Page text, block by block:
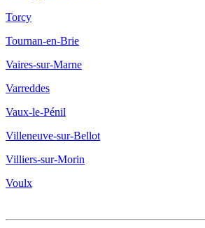
Torcy
Tournan-en-Brie
Vaires-sur-Marne
Varreddes
Vaux-le-Pénil
Villeneuve-sur-Bellot
Villiers-sur-Morin
Voulx